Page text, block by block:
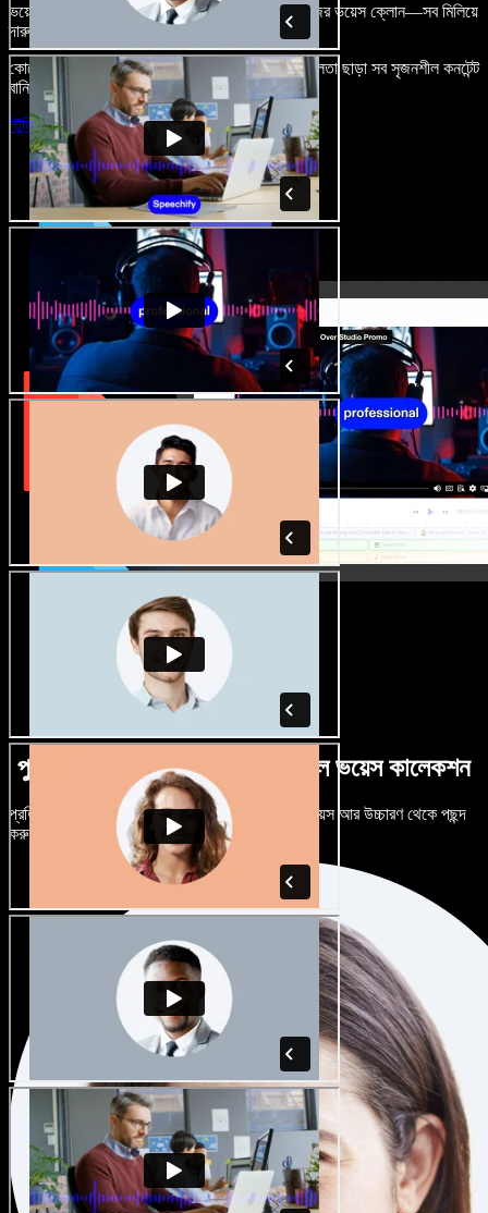
ভয়েসওভার, রয়্যালটি-ফ্রি ছবি, অডিও, ভিডিও যোগ, নিজের ভয়েস ক্লোন—সব মিলিয়ে
দারুণ মনে রাখার মতো অডিও-ভিডিও প্রজেক্ট বানান।
কোনো শেখার ঝামেলা নেই, শুধু ব্রাউজারে খুলুন—আর দুর্বলতা ছাড়া সব সৃজনশীল কনটেন্ট
বানিয়ে ফেলুন।
স্টুডিও চালু করুন
পুরুষ-নারী ভেদে নানান উচ্চারণে বিশাল ভয়েস কালেকশন
প্রতিটি প্রজেক্টকে আলাদা শোনাতে দিন। শত শত AI ভয়েস আর উচ্চারণ থেকে পছন্দ
করুন, নিজের মতো টিউন করুন।